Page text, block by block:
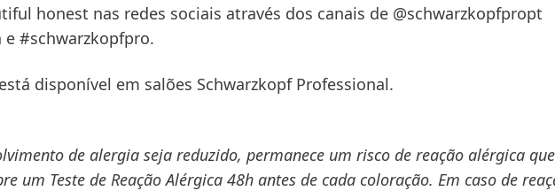
honest nas redes sociais através dos canais de @schwarzkopfpropt
e #schwarzkopfpro.
está disponível em salões Schwarzkopf Professional.
de alergia seja reduzido, permanece um risco de reação alérgica que
um Teste de Reação Alérgica 48h antes de cada coloração. Em caso de